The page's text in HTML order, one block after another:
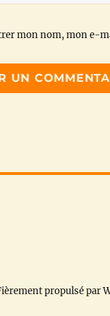
mon nom, mon e-
propulsé par